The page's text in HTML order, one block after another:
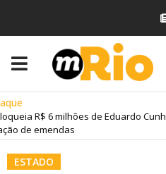
R$ 6 milhões de Eduardo Cunha
de emendas
ESTADO